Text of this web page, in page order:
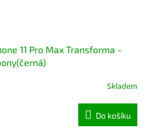
11 Pro Max Transforma -
Skladem
Do košíku